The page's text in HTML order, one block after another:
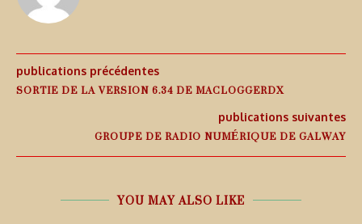
publications précédentes
SORTIE DE LA VERSION 6.34 DE MACLOGGERDX
publications suivantes
GROUPE DE RADIO NUMÉRIQUE DE GALWAY
YOU MAY ALSO LIKE